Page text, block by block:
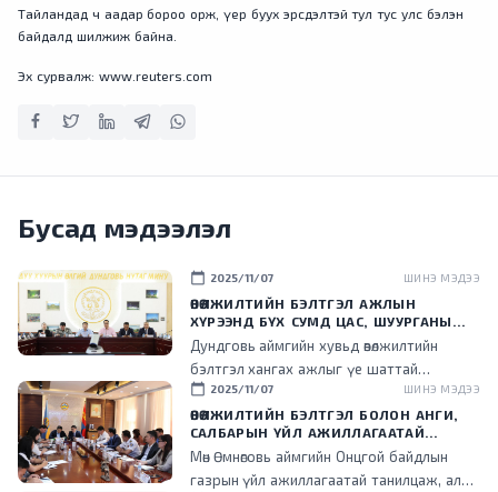
Тайландад ч аадар бороо орж, үер буух эрсдэлтэй тул тус улс бэлэн
байдалд шилжиж байна.
Эх сурвалж: www.reuters.com
Бусад мэдээлэл
calendar_today 2025/11/07 ШИНЭ МЭДЭЭ
ӨВӨЛЖИЛТИЙН БЭЛТГЭЛ АЖЛЫН
ХҮРЭЭНД БҮХ СУМД ЦАС, ШУУРГАНЫ
ҮЕД ЗАМ НЭЭХ ЗОРИУЛАЛТЫН
ТЕХНИКТЭЙ БОЛСОН БАЙНА
Дундговь аймгийн хувьд өвөлжилтийн
бэлтгэл хангах ажлыг үе шаттай
хэрэгжүүлж, өвс, тэжээлийн аюулгүйн нөөц
бүрдүүлэх, улсын нөөцийн тэжээлийг татан
авах, өвлийн улиралд ашиглах техник,
тоног төхөөрөмжийн бэлэн байдлыг хангахад
анхаарч байна.
calendar_today 2025/11/07 ШИНЭ МЭДЭЭ
ӨВӨЛЖИЛТИЙН БЭЛТГЭЛ БОЛОН АНГИ,
САЛБАРЫН ҮЙЛ АЖИЛЛАГААТАЙ
ТАНИЛЦЛАА
Мөн Өмнөговь аймгийн Онцгой байдлын
газрын үйл ажиллагаатай танилцаж, алба